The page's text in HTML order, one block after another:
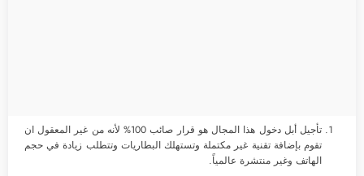
تأجيل أبل دخول هذا المجال هو قرار صائب 100% لأنه من غير المعقول ان
تقوم بإضافة تقنية غير مكتملة وتستهلك البطاريات وتتطلب زيادة في حجم
الهاتف وغير منتشرة عالمياً.